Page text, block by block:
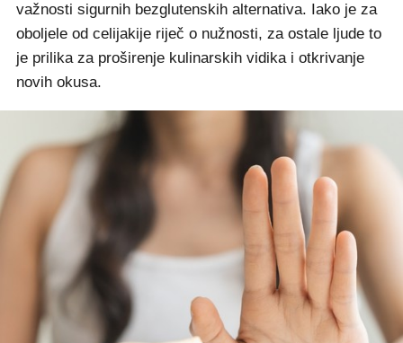
važnosti sigurnih bezglutenskih alternativa. Iako je za
oboljele od celijakije riječ o nužnosti, za ostale ljude to
je prilika za proširenje kulinarskih vidika i otkrivanje
novih okusa.